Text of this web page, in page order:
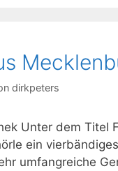
dirkpeters
Unter dem Titel
ein
umfangreiche